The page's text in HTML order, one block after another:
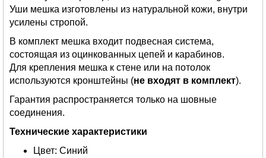
Уши мешка изготовлены из натуральной кожи, внутри
усилены стропой.
В комплект мешка входит подвесная система,
состоящая из оцинкованных цепей и карабинов.
Для крепления мешка к стене или на потолок
используются кронштейны (не входят в комплект).
Гарантия распространяется только на шовные
соединения.
Технические характеристики
Цвет: Синий